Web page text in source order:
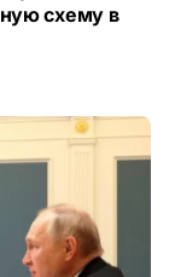
схему в